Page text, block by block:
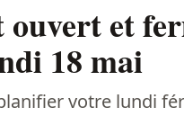
ouvert et
18 mai
votre lundi